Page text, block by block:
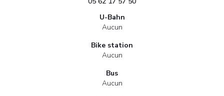
U-Bahn
Aucun
Bike station
Aucun
Bus
Aucun